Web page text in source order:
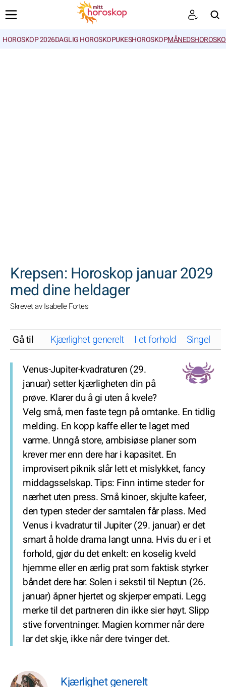
HOROSKOP 2026DAGLIG HOROSKOPUKESHOROSKOP
Krepsen: Horoskop januar 2029
med dine heldager
Skrevet av Isabelle Fortes
Gå til Kjærlighet generelt I et forhold Singel
Venus-Jupiter-kvadraturen (29.
januar) setter kjærligheten din på
prøve. Klarer du å gi uten å kvele?
Velg små, men faste tegn på omtanke. En tidlig
melding. En kopp kaffe eller te laget med
varme. Unngå store, ambisiøse planer som
krever mer enn dere har i kapasitet. En
improvisert piknik slår lett et mislykket, fancy
middagsselskap. Tips: Finn intime steder for
nærhet uten press. Små kinoer, skjulte kafeer,
den typen steder der samtalen får plass. Med
Venus i kvadratur til Jupiter (29. januar) er det
smart å holde drama langt unna. Hvis du er i et
forhold, gjør du det enkelt: en koselig kveld
hjemme eller en ærlig prat som faktisk styrker
båndet dere har. Solen i sekstil til Neptun (26.
januar) åpner hjertet og skjerper empati. Legg
merke til det partneren din ikke sier høyt. Slipp
stive forventninger. Magien kommer når dere
lar det skje, ikke når dere tvinger det.
Kjærlighet generelt